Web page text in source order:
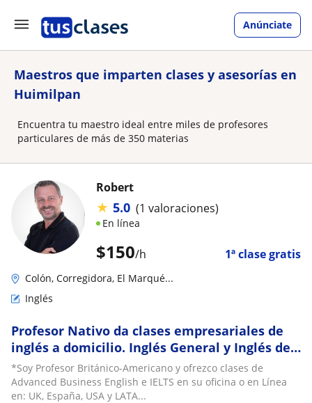
Anúnciate
Maestros que imparten clases y asesorías en
Huimilpan
Encuentra tu maestro ideal entre miles de profesores
particulares de más de 350 materias
$150/h 1ª clase gratis
Robert
★ 5.0 (1 valoraciones)
En línea
Colón, Corregidora, El Marqué...
Inglés
Profesor Nativo da clases empresariales de
inglés a domicilio. Inglés General y Inglés de
Negocios en Querétaro
*Soy Profesor Británico-Americano y ofrezco clases de
Advanced Business English e IELTS en su oficina o en Línea
en: UK, España, USA y LATA...